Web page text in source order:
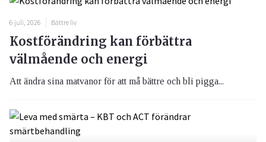
6 juli, 2026 Bättre liv
Kostförändring kan förbättra
välmående och energi
Att ändra sina matvanor för att må bättre och bli pigga...